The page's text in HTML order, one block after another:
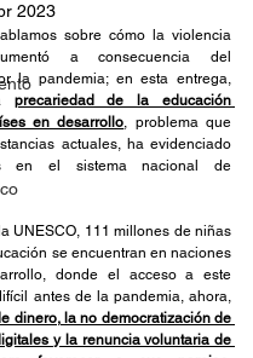
2023
sobre cómo la violencia
a consecuencia del
la pandemia; en esta entrega,
precariedad de la educación
en desarrollo, problema que
actuales, ha evidenciado
en el sistema nacional de
UNESCO, 111 millones de niñas
se encuentran en naciones
donde el acceso a este
dinero, la no democratización de
y la renuncia voluntaria de